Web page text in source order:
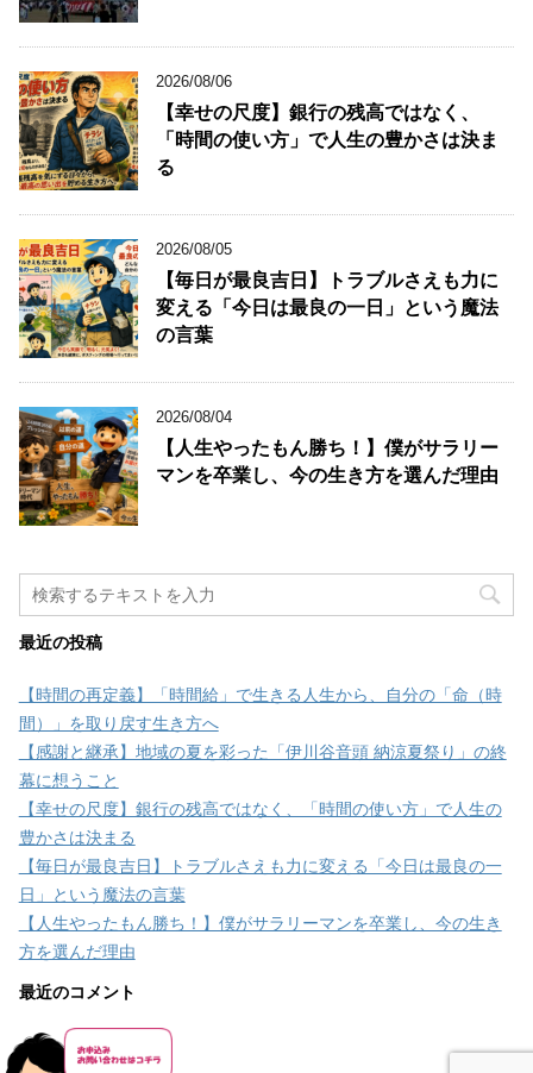
2026/08/06
【幸せの尺度】銀行の残高ではなく、
「時間の使い方」で人生の豊かさは決ま
る
2026/08/05
【毎日が最良吉日】トラブルさえも力に
変える「今日は最良の一日」という魔法
の言葉
2026/08/04
【人生やったもん勝ち！】僕がサラリー
マンを卒業し、今の生き方を選んだ理由
最近の投稿
【時間の再定義】「時間給」で生きる人生から、自分の「命（時
間）」を取り戻す生き方へ
【感謝と継承】地域の夏を彩った「伊川谷音頭 納涼夏祭り」の終
幕に想うこと
【幸せの尺度】銀行の残高ではなく、「時間の使い方」で人生の
豊かさは決まる
【毎日が最良吉日】トラブルさえも力に変える「今日は最良の一
日」という魔法の言葉
【人生やったもん勝ち！】僕がサラリーマンを卒業し、今の生き
方を選んだ理由
最近のコメント